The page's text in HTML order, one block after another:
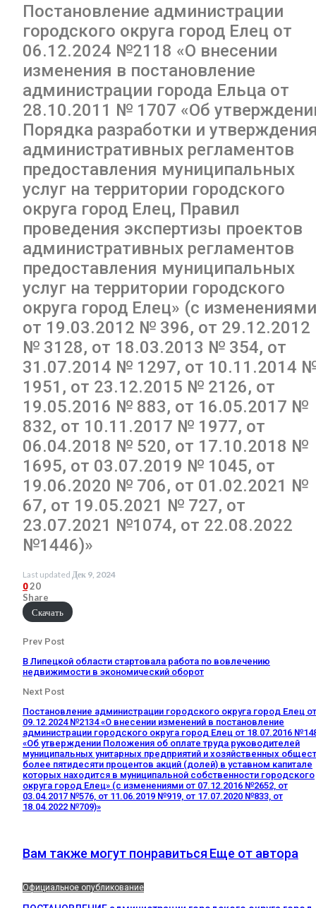
Постановление администрации
городского округа город Елец от
06.12.2024 №2118 «О внесении
изменения в постановление
администрации города Ельца от
28.10.2011 № 1707 «Об
Порядка разработки и
административных регламентов
предоставления муниципальных
услуг на территории городского
округа город Елец, Правил
проведения экспертизы проектов
административных регламентов
предоставления муниципальных
услуг на территории городского
округа город Елец» (с изменениями
от 19.03.2012 № 396, от 29.12.2012
№ 3128, от 18.03.2013 № 354, от
31.07.2014 № 1297, от 10.11.2014
1951, от 23.12.2015 № 2126, от
19.05.2016 № 883, от 16.05.2017 №
832, от 10.11.2017 № 1977, от
06.04.2018 № 520, от 17.10.2018 №
1695, от 03.07.2019 № 1045, от
19.06.2020 № 706, от 01.02.2021 №
67, от 19.05.2021 № 727, от
23.07.2021 №1074, от 22.08.2022
№1446)»
Last updated Дек 9, 2024
0 20
Share
Скачать
Prev Post
В Липецкой области стартовала работа по вовлечению
недвижимости в экономический оборот
Next Post
Постановление администрации городского округа город Елец от
09.12.2024 №2134 «О внесении изменений в постановление
администрации городского округа город Елец от 18.07.2016
«Об утверждении Положения об оплате труда руководителей
муниципальных унитарных предприятий и хозяйственных
более пятидесяти процентов акций (долей) в уставном капитале
которых находится в муниципальной собственности городского
округа город Елец» (с изменениями от 07.12.2016 №2652, от
03.04.2017 №576, от 11.06.2019 №919, от 17.07.2020 №833, от
18.04.2022 №709)»
Вам также могут понравиться Еще от автора
Официальное опубликование